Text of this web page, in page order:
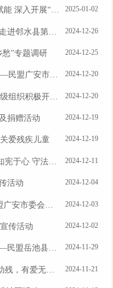
“留住乡愁”行动 2025-01-02
县第四中学校 2024-12-26
”专题调研 2024-12-25
”结对帮扶工作圆满完成 2024-12-20
开展“烛光行动” 2024-12-20
捐赠活动 2024-12-19
爱残疾儿童 2024-12-19
宪法宣传专题讲座 2024-12-11
活动 2024-12-04
“12.4”宪法宣传活动 2024-12-03
传活动 2024-12-02
共同开展“黄丝带”活动 2024-11-29
疾人趣味运动会 2024-11-21